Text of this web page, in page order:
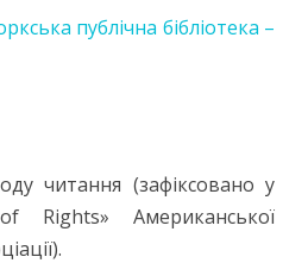
публічна бібліотека –
читання (зафіксовано у
Rights» Американської